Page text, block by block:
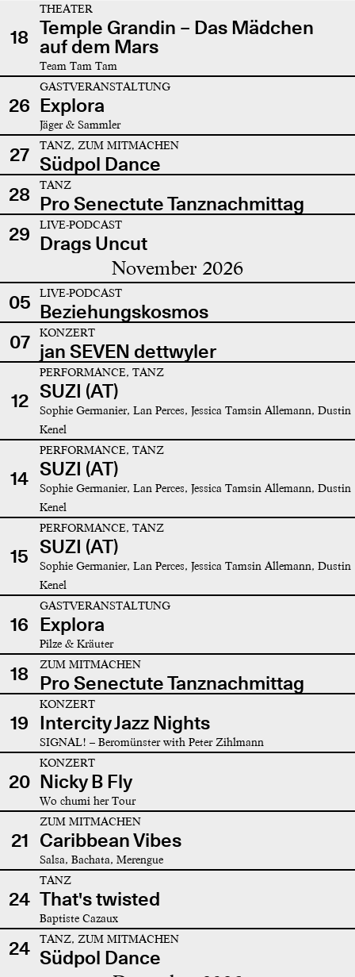
18
THEATER
Temple Grandin – Das Mädchen
auf dem Mars
Team Tam Tam
26
GASTVERANSTALTUNG
Explora
Jäger & Sammler
27 TANZ, ZUM MITMACHEN
Südpol Dance
28
TANZ
Pro Senectute Tanznachmittag
29
LIVE-PODCAST
Drags Uncut
November 2026
05 LIVE-PODCAST
Beziehungskosmos
07
KONZERT
jan SEVEN dettwyler
12
PERFORMANCE, TANZ
SUZI (AT)
Sophie Germanier, Lan Perces, Jessica Tamsin Allemann, Dustin
Kenel
14
PERFORMANCE, TANZ
SUZI (AT)
Sophie Germanier, Lan Perces, Jessica Tamsin Allemann, Dustin
Kenel
15
PERFORMANCE, TANZ
SUZI (AT)
Sophie Germanier, Lan Perces, Jessica Tamsin Allemann, Dustin
Kenel
16
GASTVERANSTALTUNG
Explora
Pilze & Kräuter
18 ZUM MITMACHEN
Pro Senectute Tanznachmittag
19
KONZERT
Intercity Jazz Nights
SIGNAL! – Beromünster with Peter Zihlmann
20
KONZERT
Nicky B Fly
Wo chumi her Tour
21
ZUM MITMACHEN
Caribbean Vibes
Salsa, Bachata, Merengue
24
TANZ
That's twisted
Baptiste Cazaux
24 TANZ, ZUM MITMACHEN
Südpol Dance